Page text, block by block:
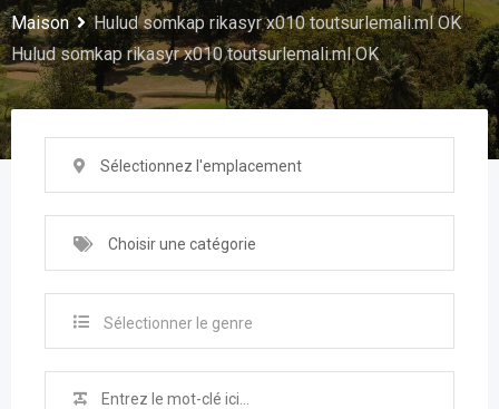
Maison
Hulud somkap rikasyr x010 toutsurlemali.ml OK
Hulud somkap rikasyr x010 toutsurlemali.ml OK
Sélectionnez l'emplacement
Choisir une catégorie
Sélectionner le genre